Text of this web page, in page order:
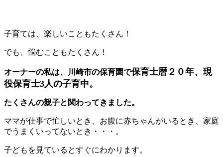
子育ては、楽しいこともたくさん！
でも、悩むこともたくさん！
オーナーの私は、川崎市の保育園で保育士暦２０年、現
役保育士3人の子育中。
たくさんの親子と関わってきました。
ママが仕事で忙しいとき、お腹に赤ちゃんがいるとき、家庭
でうまくいってないとき・・・。
子どもを見ているとすぐにわかります。